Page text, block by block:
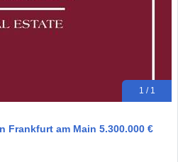
1 / 1
Frankfurt am Main 5.300.000 €